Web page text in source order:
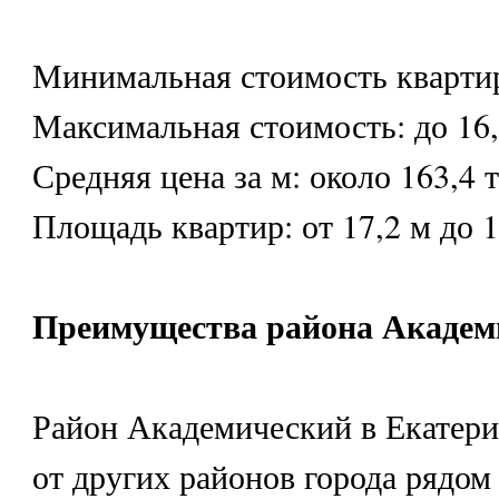
Минимальная стоимость
Максимальная стоимость: до
Средняя цена за м: около 163,4
Площадь квартир: от 17,2 м до
Преимущества района
Район Академический в
от других районов города